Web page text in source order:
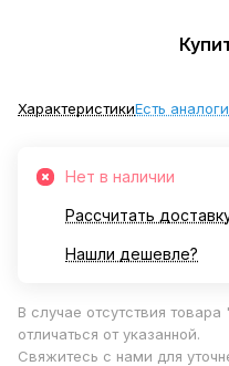
ХарактеристикиЕсть аналоги
Нет в наличии
Рассчитать
Нашли дешевле?
В случае отсутствия
отличаться от указанной.
Свяжитесь с нами для